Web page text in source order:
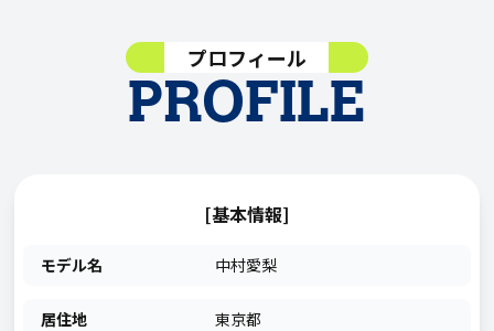
PROFILE
プロフィール
[基本情報]
モデル名 中村愛梨
居住地 東京都